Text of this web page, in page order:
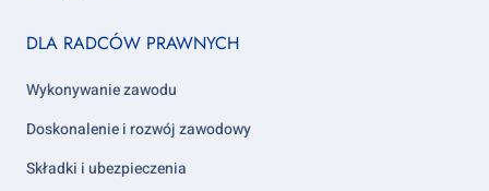
Footer
2
DLA RADCÓW PRAWNYCH
Wykonywanie zawodu
Doskonalenie i rozwój zawodowy
Składki i ubezpieczenia